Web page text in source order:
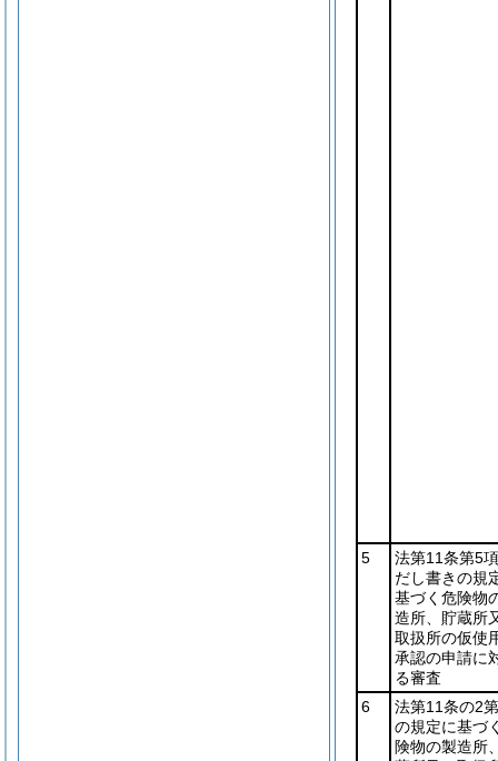
5
法第11条第5
だし書きの規
基づく危険物
造所、貯蔵所
取扱所の仮使
承認の申請に
る審査
6
法第11条の2
の規定に基づ
険物の製造所